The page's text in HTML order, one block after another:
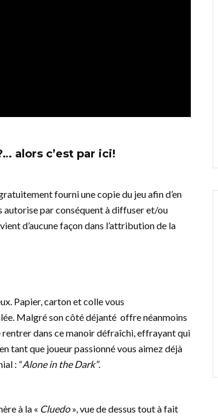
alors c’est par ici!
fourni une copie du jeu afin d’en
autorise par conséquent à diffuser et/ou
d’aucune façon dans l’attribution de la
Papier, carton et colle vous
Malgré son côté déjanté offre néanmoins
rentrer dans ce manoir défraîchi, effrayant qui
tant que joueur passionné vous aimez déjà
: “Alone in the Dark”.
à la « Cluedo», vue de dessus tout à fait